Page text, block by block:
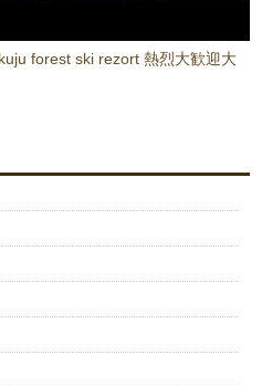
forest ski rezort 熱烈大歓迎大